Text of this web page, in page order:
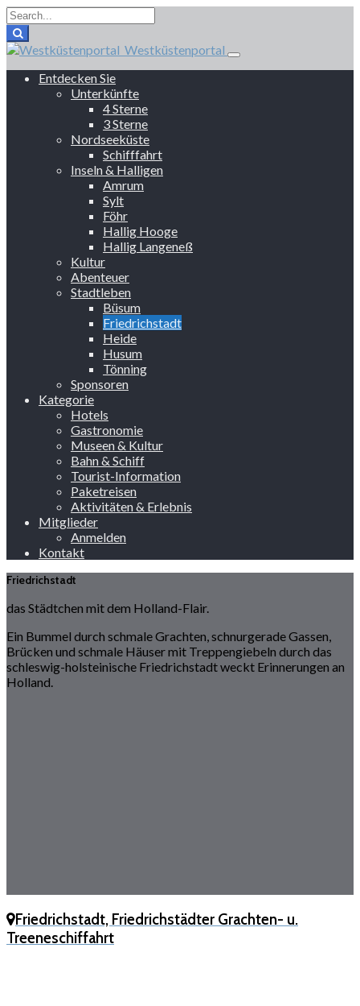
Westküstenportal
Entdecken Sie
Unterkünfte
4 Sterne
3 Sterne
Nordseeküste
Schifffahrt
Inseln & Halligen
Amrum
Sylt
Föhr
Hallig Hooge
Hallig Langeneß
Kultur
Abenteuer
Stadtleben
Büsum
Friedrichstadt
Heide
Husum
Tönning
Sponsoren
Kategorie
Hotels
Gastronomie
Museen & Kultur
Bahn & Schiff
Tourist-Information
Paketreisen
Aktivitäten & Erlebnis
Mitglieder
Anmelden
Kontakt
Friedrichstadt
das Städtchen mit dem Holland-Flair.
Ein Bummel durch schmale Grachten, schnurgerade Gassen,
Brücken und schmale Häuser mit Treppengiebeln durch das
schleswig-holsteinische Friedrichstadt weckt Erinnerungen an
Holland.
Friedrichstadt, Friedrichstädter Grachten- u.
Treeneschiffahrt